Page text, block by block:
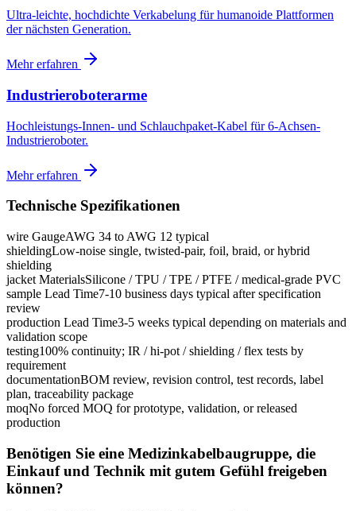
Ultra-leichte, hochdichte Verkabelung für humanoide Plattformen
der nächsten Generation.
Mehr erfahren
Industrieroboterarme
Hochleistungs-Innen- und Schlauchpaket-Kabel für 6-Achsen-
Industrieroboter.
Mehr erfahren
Technische Spezifikationen
wire GaugeAWG 34 to AWG 12 typical
shieldingLow-noise single, twisted-pair, foil, braid, or hybrid
shielding
jacket MaterialsSilicone / TPU / TPE / PTFE / medical-grade PVC
sample Lead Time7-10 business days typical after specification
review
production Lead Time3-5 weeks typical depending on materials and
validation scope
testing100% continuity; IR / hi-pot / shielding / flex tests by
requirement
documentationBOM review, revision control, test records, label
plan, traceability package
moqNo forced MOQ for prototype, validation, or released
production
Benötigen Sie eine Medizinkabelbaugruppe, die
Einkauf und Technik mit gutem Gefühl freigeben
können?